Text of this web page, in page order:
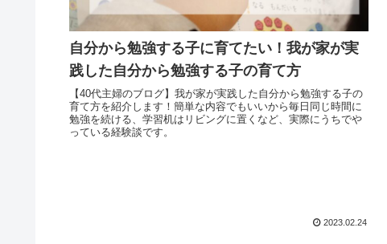
自分から勉強する子に育てたい！我が家が実
践した自分から勉強する子の育て方
【40代主婦のブログ】我が家が実践した自分から勉強する子の
育て方を紹介します！簡単な内容でもいいから毎日同じ時間に
勉強を続ける、学習机はリビングに置くなど、実際にうちでや
っている経験談です。
2023.02.24